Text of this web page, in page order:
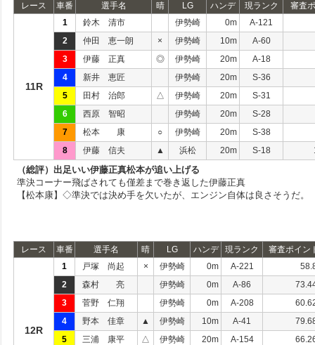
レース 車番 選手名 晴 LG ハンデ 現ランク 審査
11R
1 鈴木 清市 伊勢崎 0m
A-121
2
仲田 恵一朗 × 伊勢崎 10m
A-60
3
伊藤 正真 ◎ 伊勢崎 20m
A-18
4
新井 恵匠 伊勢崎 20m
S-36
5
田村 治郎 △ 伊勢崎 20m
S-31
6
西原 智昭 伊勢崎 20m
S-28
7
松本 康 ○ 伊勢崎 20m
S-38
8
伊藤 信夫 ▲ 浜松 20m S-18
（総評）出足いい伊藤正真松本が追い上げる
準決コーナー飛ばされても僅差まで巻き返した伊藤正真
【松本康】◇準決では決め手を欠いたが、エンジン自体は良さそうだ。
レース 車番 選手名 晴 LG ハンデ 現ランク 審査ポイン
12R
1 戸塚 尚起 × 伊勢崎 0m A-221
2
森村 亮 伊勢崎 0m A-86
3
菅野 仁翔 伊勢崎 0m A-208
4
野本 佳章 ▲ 伊勢崎 10m A-41
5
三浦 康平 △ 伊勢崎 20m A-154